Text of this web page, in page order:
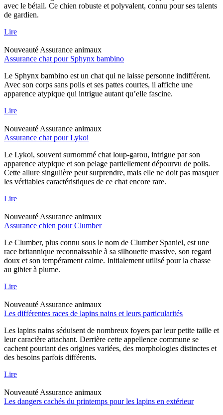
avec le bétail. Ce chien robuste et polyvalent, connu pour ses talents
de gardien.
Lire
Nouveauté Assurance animaux
Assurance chat pour Sphynx bambino
Le Sphynx bambino est un chat qui ne laisse personne indifférent.
Avec son corps sans poils et ses pattes courtes, il affiche une
apparence atypique qui intrigue autant qu’elle fascine.
Lire
Nouveauté Assurance animaux
Assurance chat pour Lykoi
Le Lykoi, souvent surnommé chat loup-garou, intrigue par son
apparence atypique et son pelage partiellement dépourvu de poils.
Cette allure singulière peut surprendre, mais elle ne doit pas masquer
les véritables caractéristiques de ce chat encore rare.
Lire
Nouveauté Assurance animaux
Assurance chien pour Clumber
Le Clumber, plus connu sous le nom de Clumber Spaniel, est une
race britannique reconnaissable à sa silhouette massive, son regard
doux et son tempérament calme. Initialement utilisé pour la chasse
au gibier à plume.
Lire
Nouveauté Assurance animaux
Les différentes races de lapins nains et leurs particularités
Les lapins nains séduisent de nombreux foyers par leur petite taille et
leur caractère attachant. Derrière cette appellence commune se
cachent pourtant des origines variées, des morphologies distinctes et
des besoins parfois différents.
Lire
Nouveauté Assurance animaux
Les dangers cachés du printemps pour les lapins en extérieur